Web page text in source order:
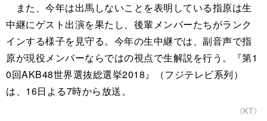
また、今年は出馬しないことを表明している指原は生
中継にゲスト出演を果たし、後輩メンバーたちがランク
インする様子を見守る。今年の生中継では、副音声で指
原が現役メンバーならではの視点で生解説を行う。『第1
0回AKB48世界選抜総選挙2018』（フジテレビ系列）
は、16日よる7時から放送。
《KT》